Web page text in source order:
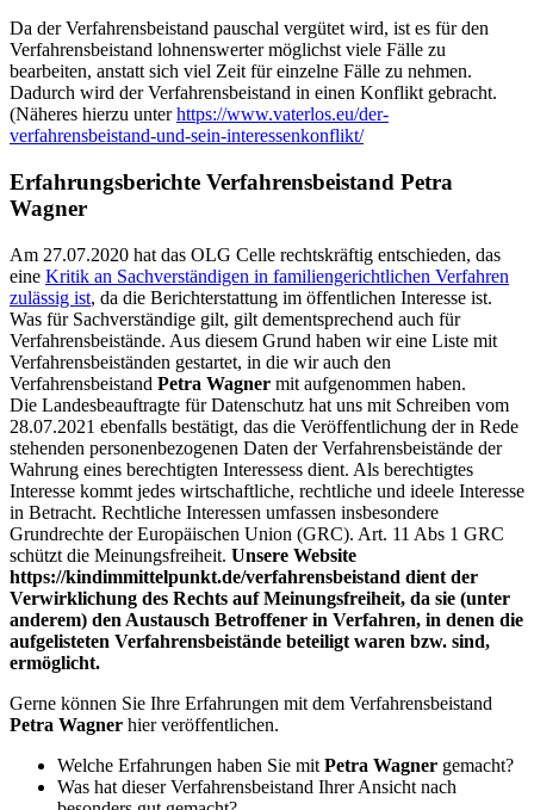
Da der Verfahrensbeistand pauschal vergütet wird, ist es für den
Verfahrensbeistand lohnenswerter möglichst viele Fälle zu
bearbeiten, anstatt sich viel Zeit für einzelne Fälle zu nehmen.
Dadurch wird der Verfahrensbeistand in einen Konflikt gebracht.
(Näheres hierzu unterhttps://www.vaterlos.eu/der-
verfahrensbeistand-und-sein-interessenkonflikt/
Erfahrungsberichte Verfahrensbeistand Petra
Wagner
Am 27.07.2020 hat das OLG Celle rechtskräftig entschieden, das
eine Kritik an Sachverständigen in familiengerichtlichen Verfahren
zulässig ist, da die Berichterstattung im öffentlichen Interesse ist.
Was für Sachverständige gilt, gilt dementsprechend auch für
Verfahrensbeistände. Aus diesem Grund haben wir eine Liste mit
Verfahrensbeiständen gestartet, in die wir auch den
Verfahrensbeistand Petra Wagner mit aufgenommen haben.
Die Landesbeauftragte für Datenschutz hat uns mit Schreiben vom
28.07.2021 ebenfalls bestätigt, das die Veröffentlichung der in Rede
stehenden personenbezogenen Daten der Verfahrensbeistände der
Wahrung eines berechtigten Interessess dient. Als berechtigtes
Interesse kommt jedes wirtschaftliche, rechtliche und ideele Interesse
in Betracht. Rechtliche Interessen umfassen insbesondere
Grundrechte der Europäischen Union (GRC). Art. 11 Abs 1 GRC
schützt die Meinungsfreiheit. Unsere Website
https://kindimmittelpunkt.de/verfahrensbeistand dient der
Verwirklichung des Rechts auf Meinungsfreiheit, da sie (unter
anderem) den Austausch Betroffener in Verfahren, in denen die
aufgelisteten Verfahrensbeistände beteiligt waren bzw. sind,
ermöglicht.
Gerne können Sie Ihre Erfahrungen mit dem Verfahrensbeistand
Petra Wagner hier veröffentlichen.
Welche Erfahrungen haben Sie mit Petra Wagner gemacht?
Was hat dieser Verfahrensbeistand Ihrer Ansicht nach